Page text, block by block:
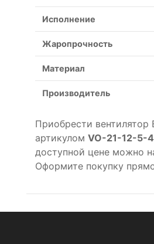
Исполнение
Жаропрочность
Материал
Производитель
Приобрести вентилятор
артикулом VO-21-12-5-
доступной цене можно
Оформите покупку